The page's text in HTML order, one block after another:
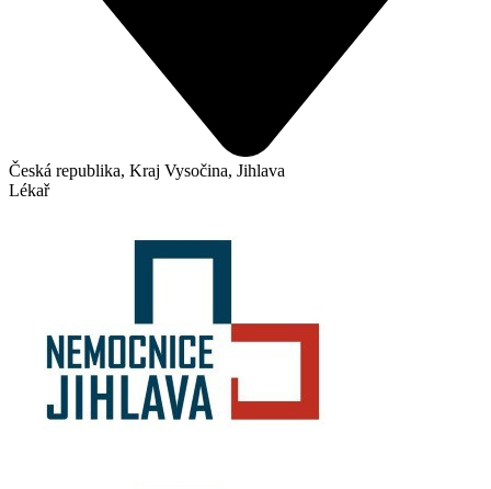
Česká republika, Kraj Vysočina, Jihlava
Lékař